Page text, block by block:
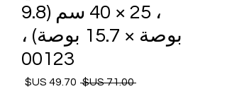
، 25 × 40 سم (9.8
بوصة × 15.7 بوصة) ،
00123
‏71.00 US$
سعر
سعر